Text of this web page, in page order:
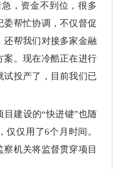
，资金不到位，很多
帮忙协调，不仅督促
还帮我们对接多家金融
案。现在冷酷正在进行
试投产了，目前我们已
目建设的“快进键”也随
仅仅用了6个月时间。
机关将监督贯穿项目